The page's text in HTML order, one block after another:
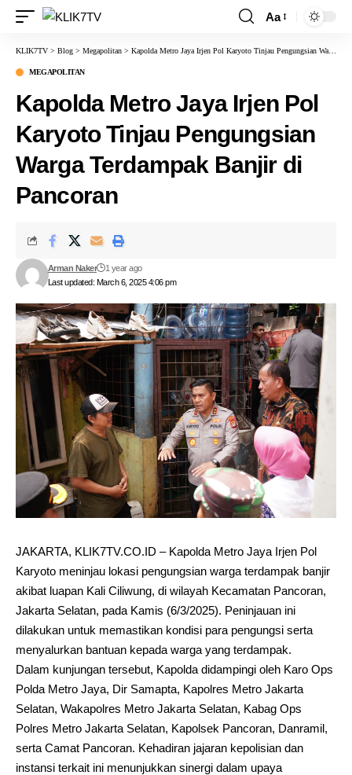
Aa
KLIK7TV > Blog > Megapolitan > Kapolda Metro Jaya Irjen Pol Karyoto Tinjau Pengungsian Warga Terdampak Banjir di Pancoran
MEGAPOLITAN
Kapolda Metro Jaya Irjen Pol
Karyoto Tinjau Pengungsian
Warga Terdampak Banjir di
Pancoran
Last updated: March 6, 2025 4:06 pm
Arman Naker 1 year ago
JAKARTA, KLIK7TV.CO.ID – Kapolda Metro Jaya Irjen Pol
Karyoto meninjau lokasi pengungsian warga terdampak banjir
akibat luapan Kali Ciliwung, di wilayah Kecamatan Pancoran,
Jakarta Selatan, pada Kamis (6/3/2025). Peninjauan ini
dilakukan untuk memastikan kondisi para pengungsi serta
menyalurkan bantuan kepada warga yang terdampak.
Dalam kunjungan tersebut, Kapolda didampingi oleh Karo Ops
Polda Metro Jaya, Dir Samapta, Kapolres Metro Jakarta
Selatan, Wakapolres Metro Jakarta Selatan, Kabag Ops
Polres Metro Jakarta Selatan, Kapolsek Pancoran, Danramil,
serta Camat Pancoran. Kehadiran jajaran kepolisian dan
instansi terkait ini menunjukkan sinergi dalam upaya